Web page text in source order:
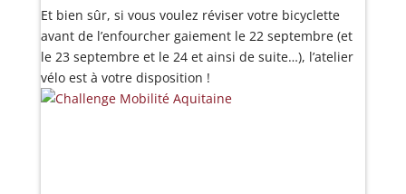
Et bien sûr, si vous voulez réviser votre bicyclette
avant de l’enfourcher gaiement le 22 septembre (et
le 23 septembre et le 24 et ainsi de suite…), l’atelier
vélo est à votre disposition !